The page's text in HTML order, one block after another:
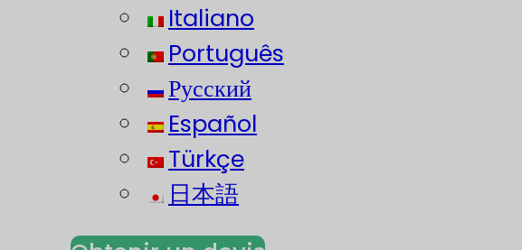
Italiano
Português
Русский
Español
Türkçe
日本語